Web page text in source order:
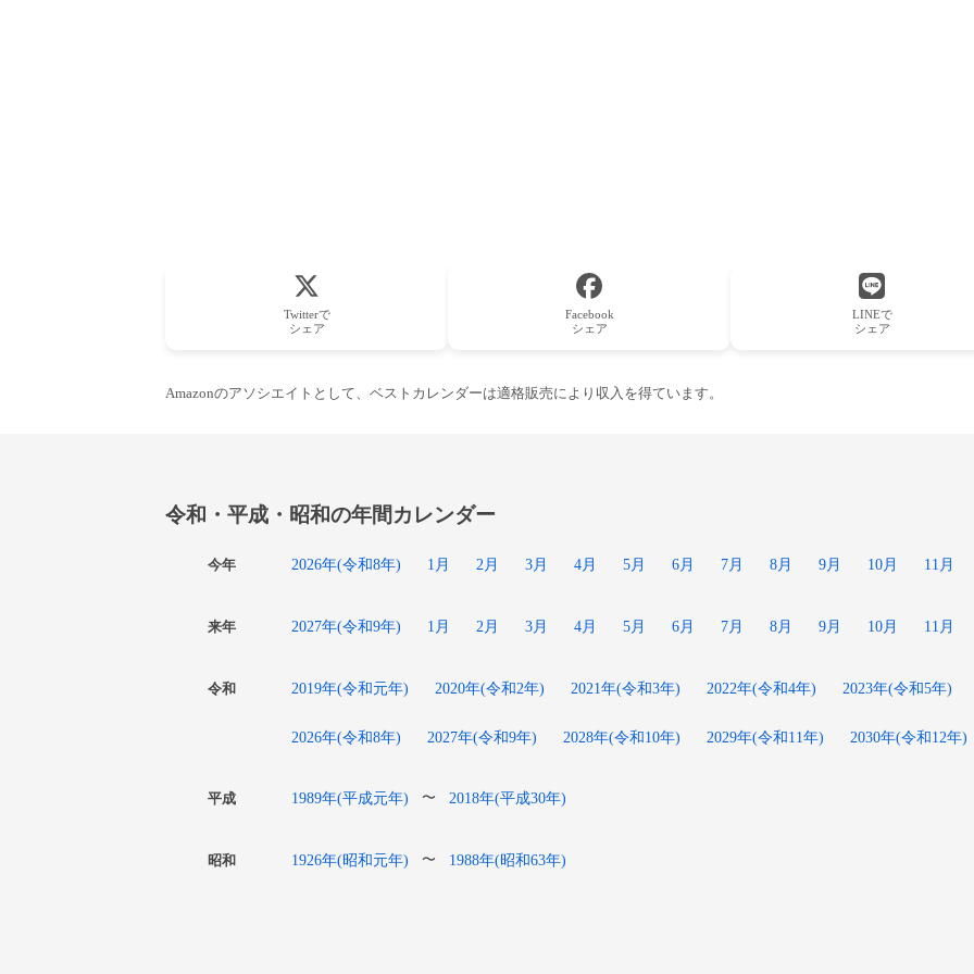
Twitterで
シェア
Facebook
シェア
LINEで
シェア
Amazonのアソシエイトとして、ベストカレンダーは適格販売により収入を得ています。
令和・平成・昭和の年間カレンダー
今年 2026年(令和8年) 1月 2月 3月 4月 5月 6月 7月 8月 9月 10月 11月
来年 2027年(令和9年) 1月 2月 3月 4月 5月 6月 7月 8月 9月 10月 11月
令和 2019年(令和元年) 2020年(令和2年) 2021年(令和3年) 2022年(令和4年) 2023年(令和5年)
2026年(令和8年) 2027年(令和9年) 2028年(令和10年) 2029年(令和11年) 2030年(令和12年)
平成 1989年(平成元年) 〜 2018年(平成30年)
昭和 1926年(昭和元年) 〜 1988年(昭和63年)